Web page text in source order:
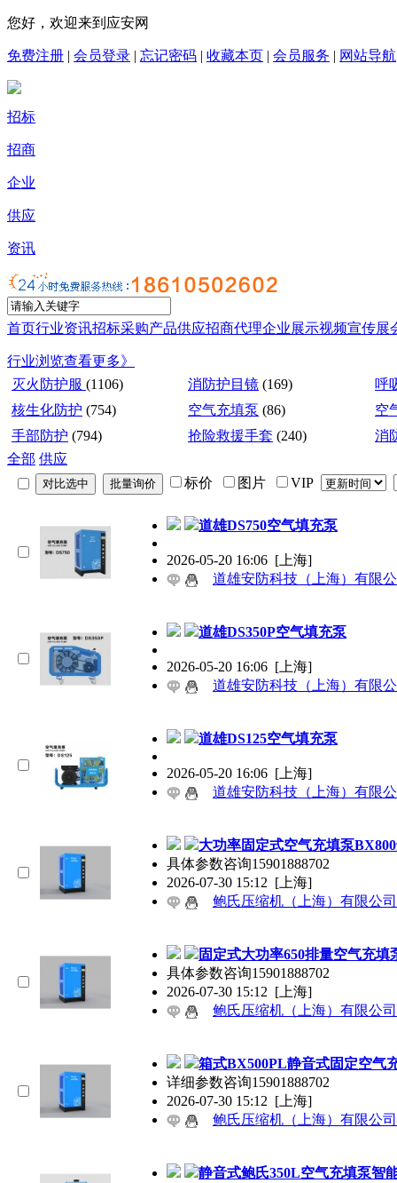
您好，欢迎来到应安网
免费注册 | 会员登录 | 忘记密码 | 收藏本页 | 会员服务 | 网站导航
招标
招商
企业
供应
资讯
首页行业资讯招标采购产品供应招商代理企业展示视频宣传展
行业浏览查看更多》
灭火防护服 (1106) 消防护目镜 (169)
呼
核生化防护 (754) 空气充填泵 (86)
空
手部防护 (794) 抢险救援手套 (240)
消
全部 供应
标价
图片 VIP
道雄DS750空气填充泵
2026-05-20 16:06 [上海]
道雄安防科技（上海）有限
道雄DS350P空气填充泵
2026-05-20 16:06 [上海]
道雄安防科技（上海）有限
道雄DS125空气填充泵
2026-05-20 16:06 [上海]
道雄安防科技（上海）有限
大功率固定式空气充填泵
具体参数咨询15901888702
2026-07-30 15:12 [上海]
鲍氏压缩机（上海）有限公司
固定式大功率650排量空气充
具体参数咨询15901888702
2026-07-30 15:12 [上海]
鲍氏压缩机（上海）有限公司
箱式BX500PL静音式固定空气
详细参数咨询15901888702
2026-07-30 15:12 [上海]
鲍氏压缩机（上海）有限公司
静音式鲍氏350L空气充填泵智